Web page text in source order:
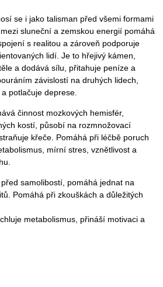
se i jako talisman před všemi formami
sluneční a zemskou energií pomáhá
s realitou a zároveň podporuje
lidí. Je to hřejivý kámen,
a dodává sílu, přitahuje peníze a
závislostí na druhých lidech,
potlačuje deprese.
činnost mozkových hemisfér,
kostí, působí na rozmnožovací
křeče. Pomáhá při léčbě poruch
mírní stres, vznětlivost a
samolibostí, pomáhá jednat na
Pomáhá při zkouškách a důležitých
metabolismus, přináší motivaci a